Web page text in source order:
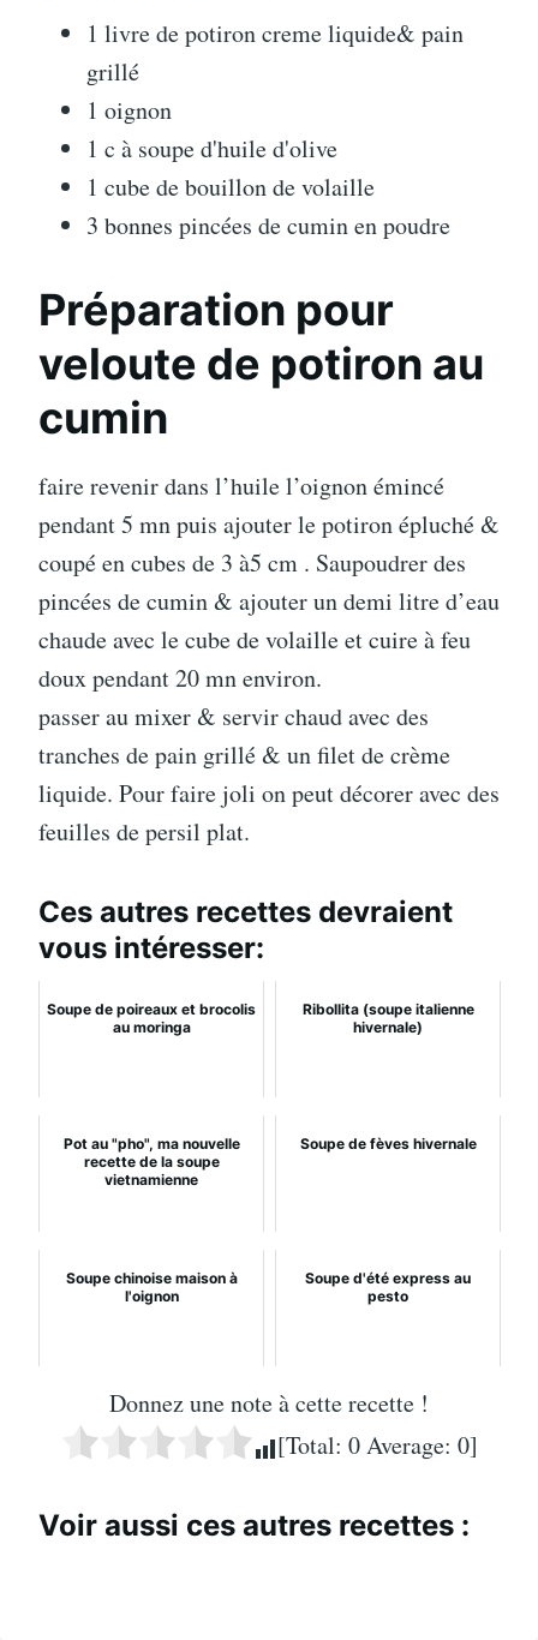
1 livre de potiron creme liquide& pain
grillé
1 oignon
1 c à soupe d'huile d'olive
1 cube de bouillon de volaille
3 bonnes pincées de cumin en poudre
Préparation pour
veloute de potiron au
cumin
faire revenir dans l’huile l’oignon émincé
pendant 5 mn puis ajouter le potiron épluché &
coupé en cubes de 3 à5 cm . Saupoudrer des
pincées de cumin & ajouter un demi litre d’eau
chaude avec le cube de volaille et cuire à feu
doux pendant 20 mn environ.
passer au mixer & servir chaud avec des
tranches de pain grillé & un filet de crème
liquide. Pour faire joli on peut décorer avec des
feuilles de persil plat.
Ces autres recettes devraient
vous intéresser:
Soupe de poireaux et brocolis
au moringa
Ribollita (soupe italienne
hivernale)
Pot au "pho", ma nouvelle
recette de la soupe
vietnamienne
Soupe de fèves hivernale
Soupe chinoise maison à
l'oignon
Soupe d'été express au
pesto
Donnez une note à cette recette !
[Total: 0Average: 0]
Voir aussi ces autres recettes :